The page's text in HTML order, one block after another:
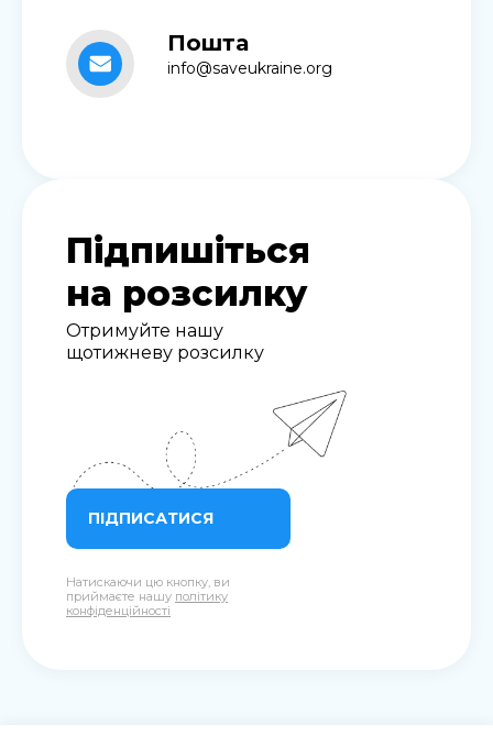
Пошта
info@saveukraine.org
Підпишіться
на розсилку
Отримуйте нашу
щотижневу розсилку
ПІДПИСАТИСЯ
Натискаючи цю кнопку, ви
приймаєте нашу політику
конфіденційності